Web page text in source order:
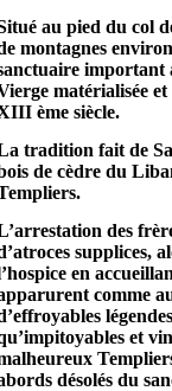
au pied du col
montagnes
important
matérialisée
ème siècle.
tradition fait de
de cèdre du
des
supplices,
en
comme
et
désolés du